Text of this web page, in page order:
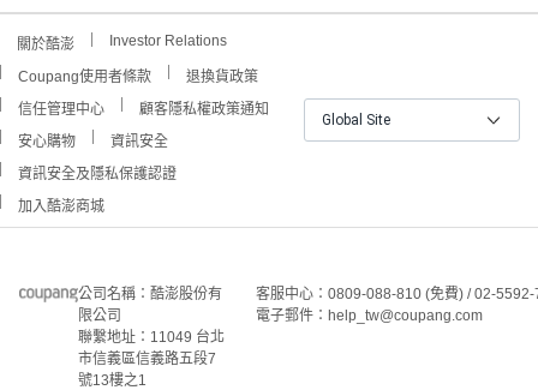
關於酷澎 Investor Relations
Coupang使用者條款
退換貨政策
信任管理中心
顧客隱私權政策通知
安心購物
資訊安全
資訊安全及隱私保護認證
加入酷澎商城
Global Site
公司名稱：酷澎股份有
限公司
聯繫地址：11049 台北
市信義區信義路五段7
號13樓之1
客服中心：0809-088-810 (免費) / 02-
電子郵件：help_tw@coupang.com